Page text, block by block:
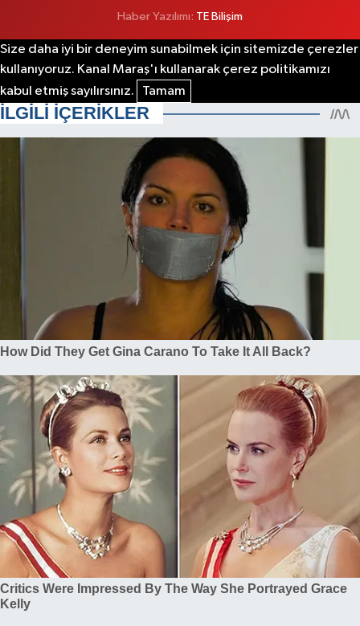
Haber Yazılımı: TE Bilişim
Size daha iyi bir deneyim sunabilmek için sitemizde çerezler
kullanıyoruz. Kanal Maraş'ı kullanarak çerez politikamızı
kabul etmiş sayılırsınız.
Tamam